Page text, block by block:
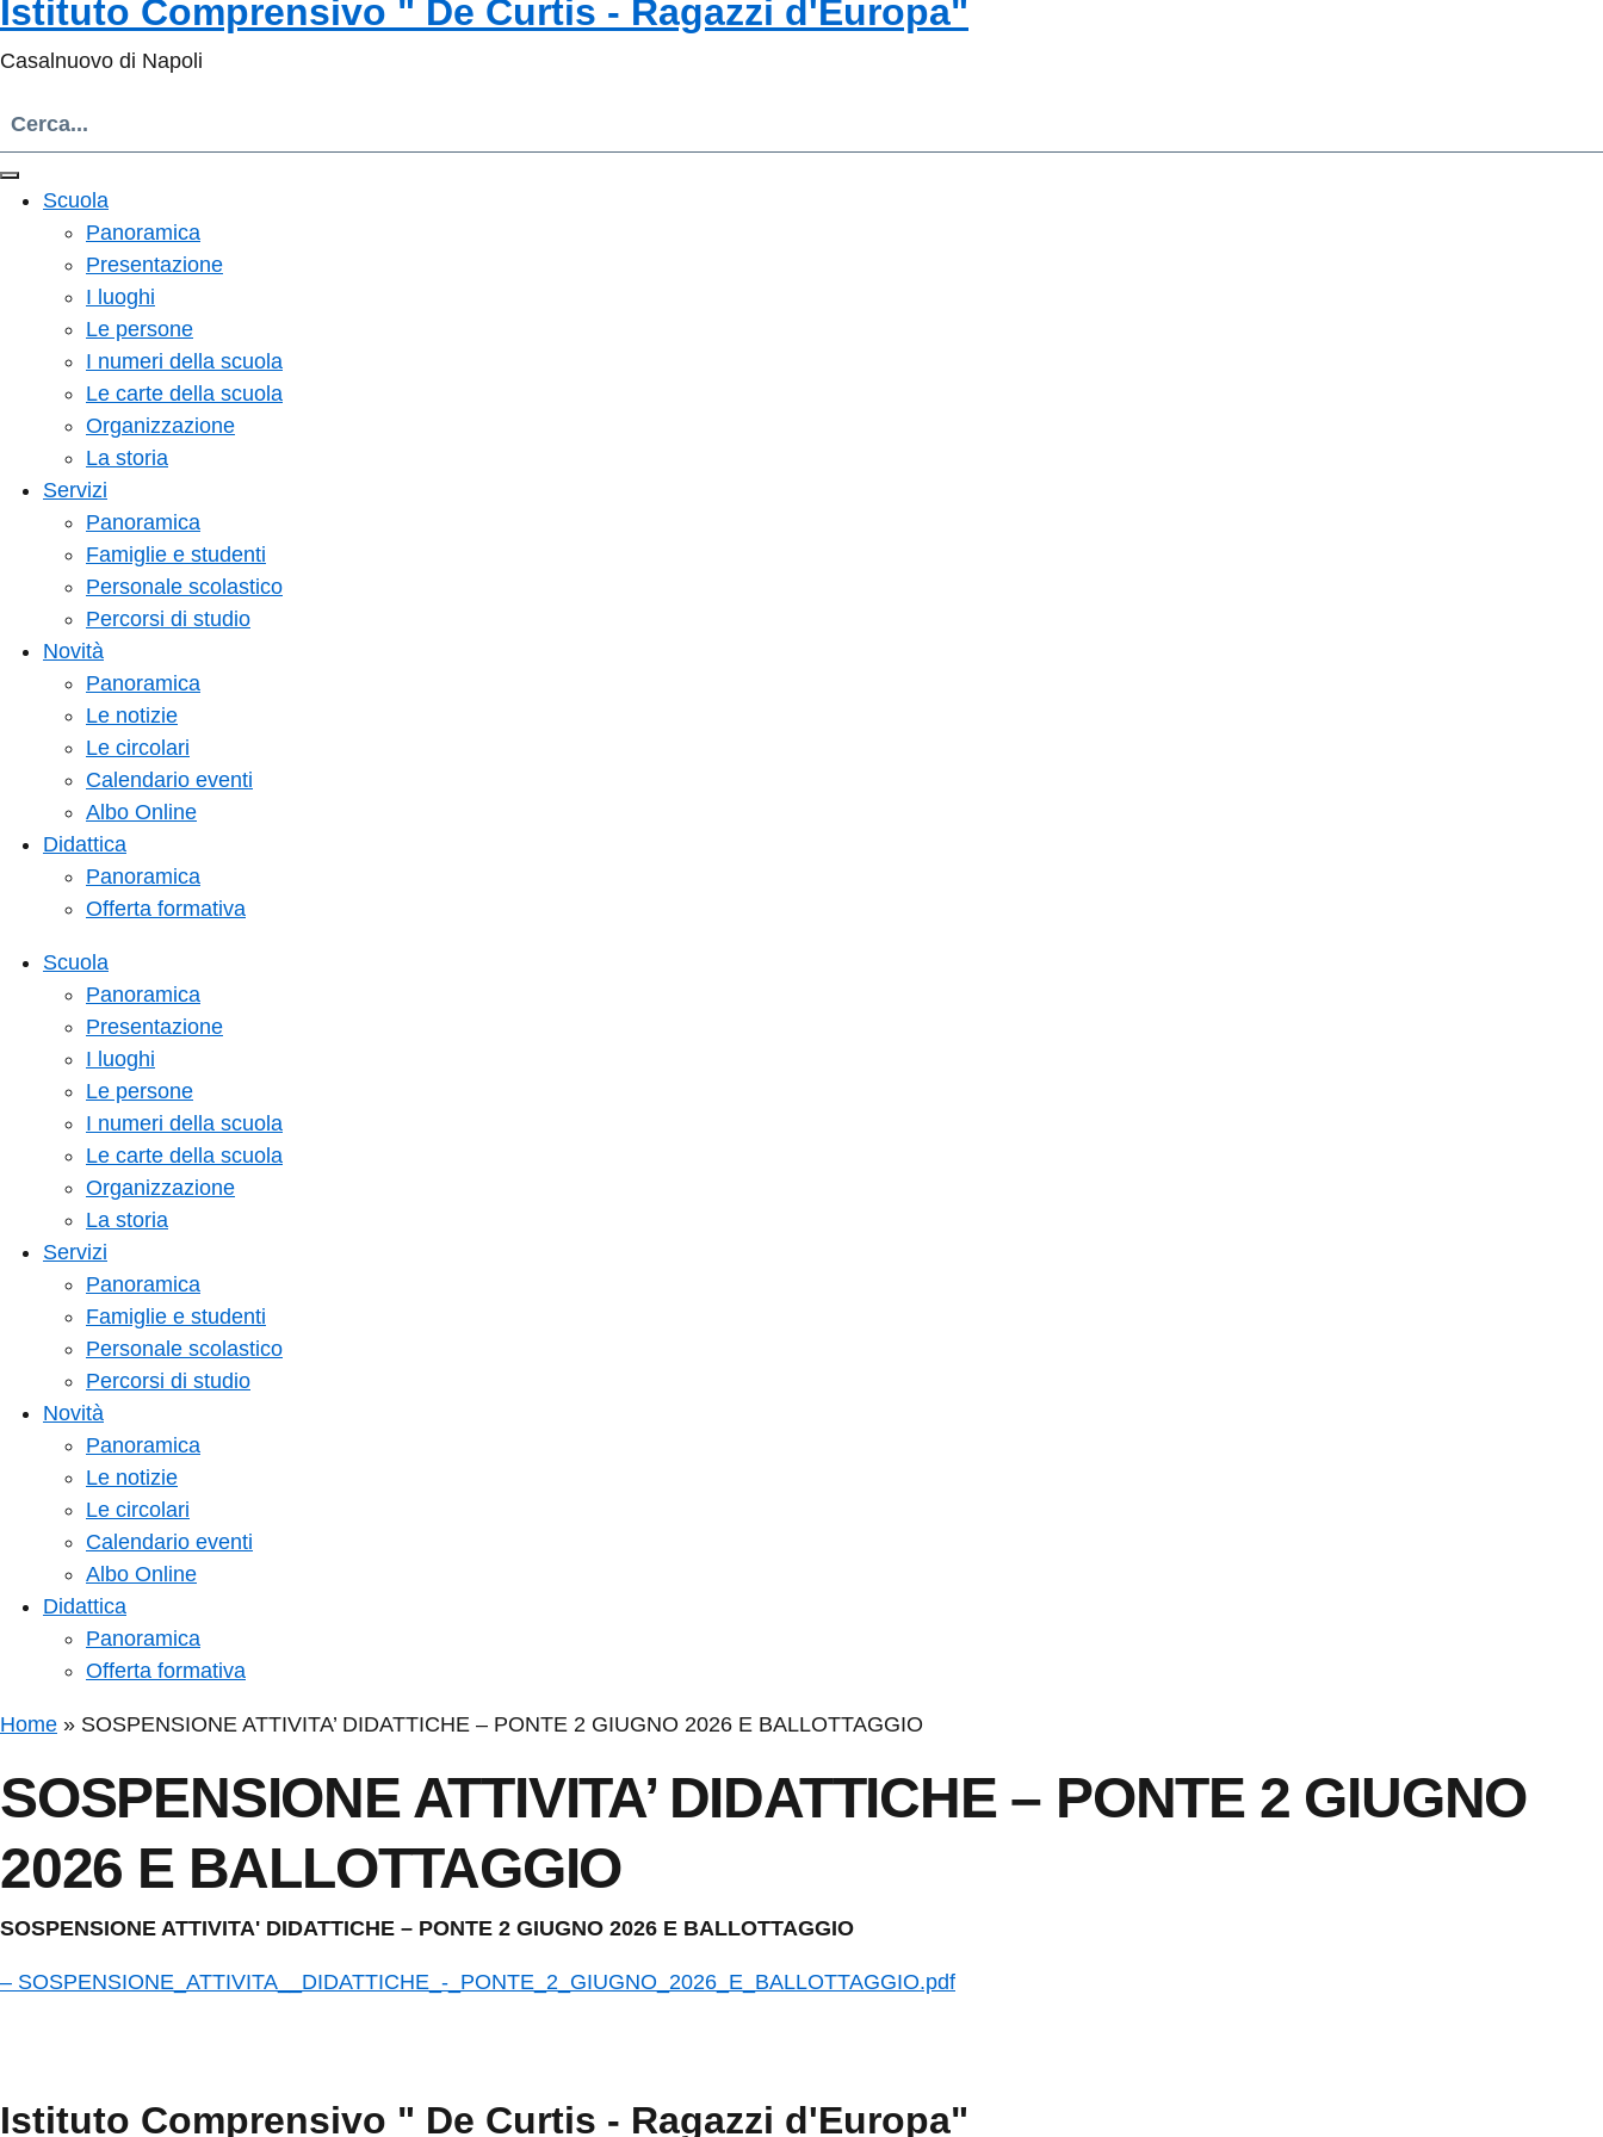
Istituto Comprensivo " De Curtis - Ragazzi d'Europa"
Casalnuovo di Napoli
Scuola
Panoramica
Presentazione
I luoghi
Le persone
I numeri della scuola
Le carte della scuola
Organizzazione
La storia
Servizi
Panoramica
Famiglie e studenti
Personale scolastico
Percorsi di studio
Novità
Panoramica
Le notizie
Le circolari
Calendario eventi
Albo Online
Didattica
Panoramica
Offerta formativa
Scuola
Panoramica
Presentazione
I luoghi
Le persone
I numeri della scuola
Le carte della scuola
Organizzazione
La storia
Servizi
Panoramica
Famiglie e studenti
Personale scolastico
Percorsi di studio
Novità
Panoramica
Le notizie
Le circolari
Calendario eventi
Albo Online
Didattica
Panoramica
Offerta formativa
Home » SOSPENSIONE ATTIVITA’ DIDATTICHE – PONTE 2 GIUGNO 2026 E BALLOTTAGGIO
SOSPENSIONE ATTIVITA’ DIDATTICHE – PONTE 2 GIUGNO
2026 E BALLOTTAGGIO
SOSPENSIONE ATTIVITA' DIDATTICHE – PONTE 2 GIUGNO 2026 E BALLOTTAGGIO
– SOSPENSIONE_ATTIVITA__DIDATTICHE_-_PONTE_2_GIUGNO_2026_E_BALLOTTAGGIO.pdf
Istituto Comprensivo " De Curtis - Ragazzi d'Europa"